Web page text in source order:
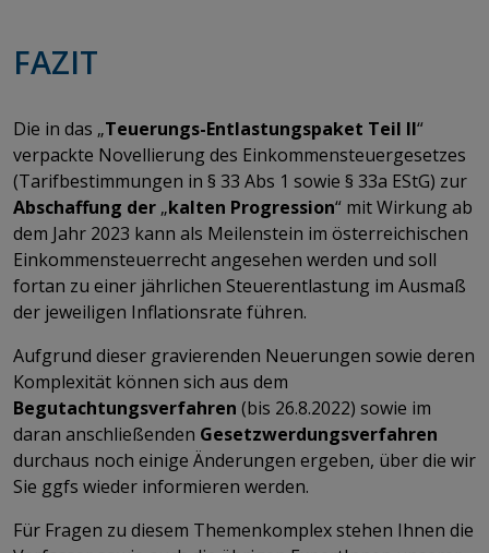
FAZIT
Die in das „Teuerungs-Entlastungspaket Teil II“
verpackte Novellierung des Einkommensteuergesetzes
(Tarifbestimmungen in § 33 Abs 1 sowie § 33a EStG) zur
Abschaffung der „kalten Progression“ mit Wirkung ab
dem Jahr 2023 kann als Meilenstein im österreichischen
Einkommensteuerrecht angesehen werden und soll
fortan zu einer jährlichen Steuerentlastung im Ausmaß
der jeweiligen Inflationsrate führen.
Aufgrund dieser gravierenden Neuerungen sowie deren
Komplexität können sich aus dem
Begutachtungsverfahren (bis 26.8.2022) sowie im
daran anschließenden Gesetzwerdungsverfahren
durchaus noch einige Änderungen ergeben, über die wir
Sie ggfs wieder informieren werden.
Für Fragen zu diesem Themenkomplex stehen Ihnen die